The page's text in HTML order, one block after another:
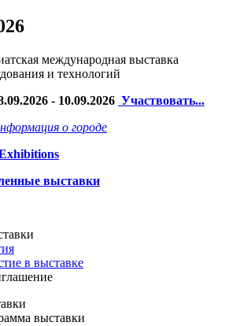
международная выставка
и технологий
- 10.09.2026 Участвовать...
о городе
выставки
в выставке
выставки